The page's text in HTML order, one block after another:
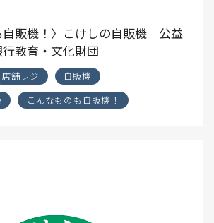
自販機！〉こけしの自販機｜公益
教育・文化財団
店舗レジ
自販機
こんなものも自販機！